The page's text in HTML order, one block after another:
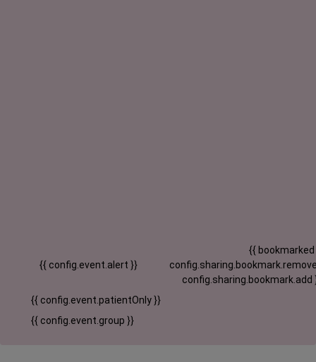
{{ config.event.alert }}
{{ bookmarked
config.sharing.bookmark.add
{{ config.event.patientOnly }}
{{ config.event.group }}